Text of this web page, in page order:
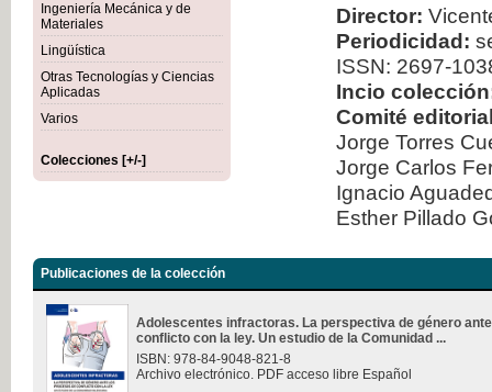
Ingeniería Mecánica y de
Materiales
Lingüística
Otras Tecnologías y Ciencias
Aplicadas
Varios
Colecciones [+/-]
Director:
Periodicidad:
ISSN: 2697-
Incio
Comité
Jorge Torres
Jorge Carlos
Ignacio
Esther Pillado
Publicaciones de la colección
Adolescentes infractoras. La perspectiva de género
conflicto con la ley. Un estudio de la Comunidad ...
ISBN: 978-84-9048-821-8
Archivo electrónico. PDF acceso libre Español